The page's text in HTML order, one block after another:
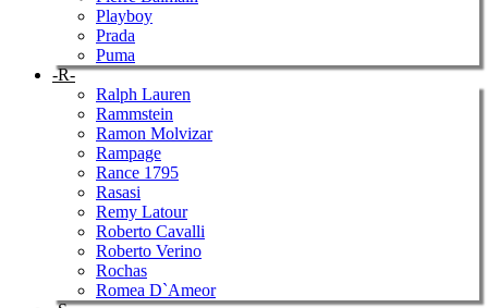
Playboy
Prada
Puma
-R-
Ralph Lauren
Rammstein
Ramon Molvizar
Rampage
Rance 1795
Rasasi
Remy Latour
Roberto Cavalli
Roberto Verino
Rochas
Romea D`Ameor